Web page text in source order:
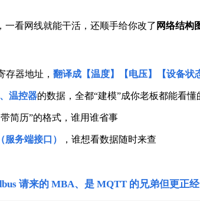
一看网线就能干活，还顺手给你改了 网络结构
存器地址， 翻译成【温度】【电压】【设备状
温控器的数据，全都“建模”成你老板都能看懂
简历”的格式，谁用谁省事
服务端接口） ，谁想看数据随时来查
请来的 MBA、是 MQTT 的兄弟但更正经